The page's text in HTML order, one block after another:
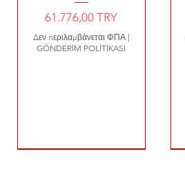
Τιμή
61.776,00 TRY
Δεν περιλαμβάνεται ΦΠΑ|
GÖNDERİM POLİTİKASI